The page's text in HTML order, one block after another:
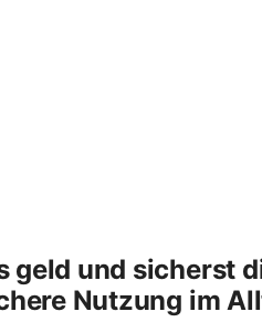
geld und sicherst
Nutzung im